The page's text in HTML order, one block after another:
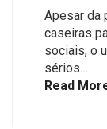
Apesar da
caseiras
sociais, o
sérios…
Read